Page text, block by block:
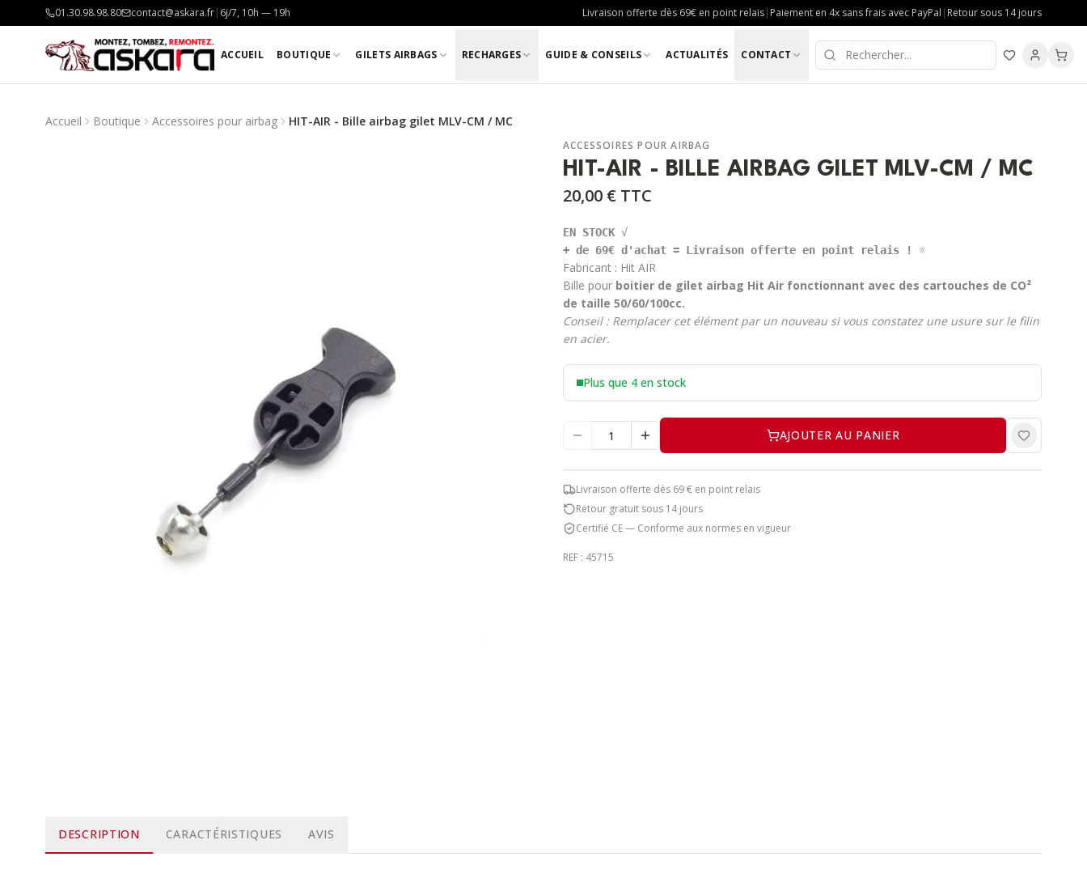
01.30.98.98.80 contact@askara.fr| 6j/7, 10h — 19h Livraison offerte dès 69€ en point relais| Paiement en 4x sans frais avec PayPal | Retour sous 14 jours
ACCUEIL BOUTIQUE GILETS AIRBAGS RECHARGES GUIDE & CONSEILS ACTUALITÉS CONTACT
Accueil Boutique Accessoires pour airbag HIT-AIR - Bille airbag gilet MLV-CM / MC
ACCESSOIRES POUR AIRBAG
HIT-AIR - BILLE AIRBAG GILET MLV-CM / MC
20,00 € TTC
EN STOCK
+ de 69€ d'achat = Livraison offerte en point relais ! ☼
Fabricant : Hit AIR
Bille pour boitier de gilet airbag Hit Air fonctionnant avec des cartouches de CO²
de taille 50/60/100cc.
Conseil : Remplacer cet élément par un nouveau si vous constatez une usure sur le filin
en acier.
Plus que 4 en stock
AJOUTER AU PANIER
Livraison offerte dès 69 € en point relais
Retour gratuit sous 14 jours
Certifié CE — Conforme aux normes en vigueur
REF : 45715
DESCRIPTION CARACTÉRISTIQUES AVIS